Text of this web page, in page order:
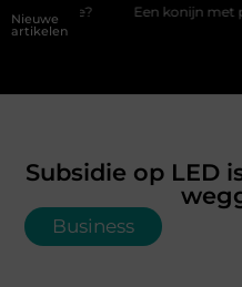
Nieuwe
artikelen
Een konijn met pit en waarom
Subsidie op LED
Business